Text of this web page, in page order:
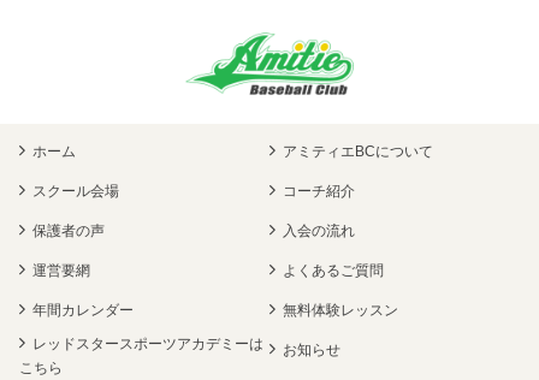
ホーム アミティエBCについて
スクール会場 コーチ紹介
保護者の声 入会の流れ
運営要網 よくあるご質問
年間カレンダー
無料体験レッスン
レッドスタースポーツアカデミーは
こちら
お知らせ